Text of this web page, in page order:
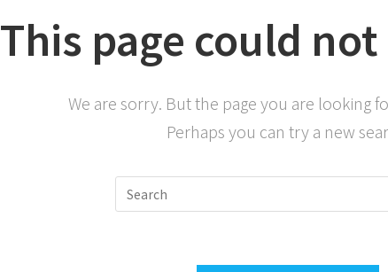
This page could
We are sorry. But the page you are looking
Perhaps you can try a new